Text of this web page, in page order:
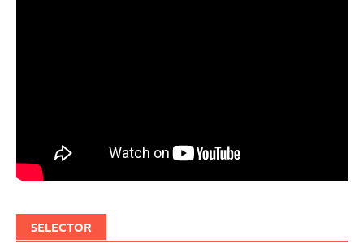
SELECTOR